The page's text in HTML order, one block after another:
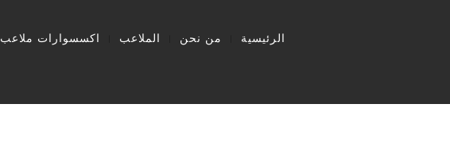
الرئيسية من نحن الملاعب اكسسوارات ملاعب